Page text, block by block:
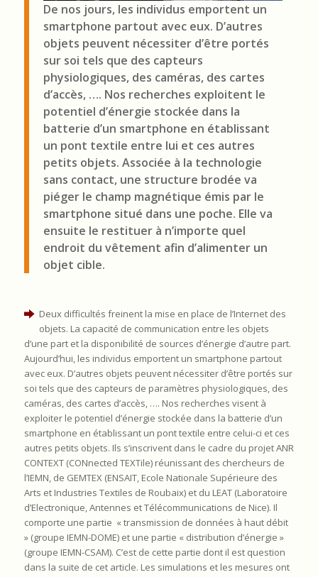
De nos jours, les individus emportent un
smartphone partout avec eux. D’autres
objets peuvent nécessiter d’être portés
sur soi tels que des capteurs
physiologiques, des caméras, des cartes
d’accès, …. Nos recherches exploitent le
potentiel d’énergie stockée dans la
batterie d’un smartphone en établissant
un pont textile entre lui et ces autres
petits objets. Associée à la technologie
sans contact, une structure brodée va
piéger le champ magnétique émis par le
smartphone situé dans une poche. Elle va
ensuite le restituer à n’importe quel
endroit du vêtement afin d’alimenter un
objet cible.
Deux difficultés freinent la mise en place de l’Internet des
objets. La capacité de communication entre les objets
d’une part et la disponibilité de sources d’énergie d’autre part.
Aujourd’hui, les individus emportent un smartphone partout
avec eux. D’autres objets peuvent nécessiter d’être portés sur
soi tels que des capteurs de paramètres physiologiques, des
caméras, des cartes d’accès, …. Nos recherches visent à
exploiter le potentiel d’énergie stockée dans la batterie d’un
smartphone en établissant un pont textile entre celui-ci et ces
autres petits objets. Ils s’inscrivent dans le cadre du projet ANR
CONTEXT (CONnected TEXTile) réunissant des chercheurs de
l’IEMN, de GEMTEX (ENSAIT, Ecole Nationale Supérieure des
Arts et Industries Textiles de Roubaix) et du LEAT (Laboratoire
d’Electronique, Antennes et Télécommunications de Nice). Il
comporte une partie « transmission de données à haut débit
» (groupe IEMN-DOME) et une partie « distribution d’énergie »
(groupe IEMN-CSAM). C’est de cette partie dont il est question
dans la suite de cet article. Les simulations et les mesures ont